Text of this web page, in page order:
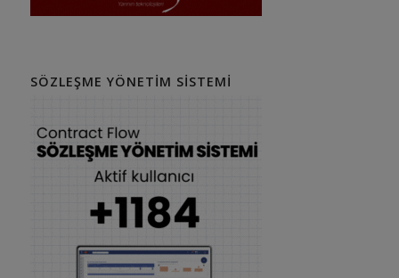
SÖZLEŞME YÖNETIM SISTEMI